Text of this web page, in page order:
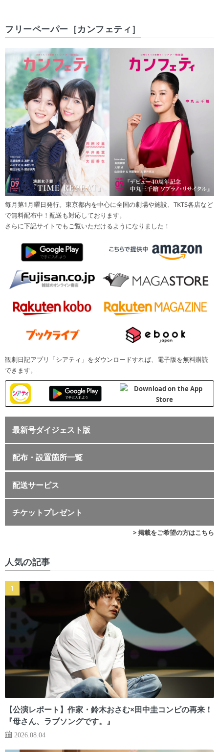
フリーペーパー［カンフェティ］
毎月第1月曜日発行。東京都内を中心に全国の劇場や施設、TKTS各店など
で無料配布中！配送も対応しております。
さらに下記サイトでもご覧いただけるようになりました！
観劇日記アプリ「シアティ」をダウンロードすれば、電子版を無料購読
できます。
最新号ダイジェスト版
配布・設置箇所一覧
配送サービス
チケットプレゼント
> 掲載をご希望の方はこちら
人気の記事
【公演レポート】作家・鈴木おさむ×田中圭コンビの再来！
『母さん、ラブソングです。』
2026.08.04